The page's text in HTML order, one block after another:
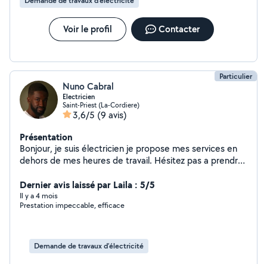
Voir le profil Contacter
Particulier
Nuno Cabral
Electricien
Saint-Priest (La-Cordiere)
3,6/5 (9 avis)
Présentation
Bonjour, je suis électricien je propose mes services en
dehors de mes heures de travail. Hésitez pas a prendre
Dernier avis laissé par Laila : 5/5
Il y a 4 mois
Prestation impeccable, efficace
Demande de travaux d’électricité